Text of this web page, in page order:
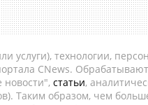
услуги), технологии,
CNews.
новости", статьи,
Таким образом, чем